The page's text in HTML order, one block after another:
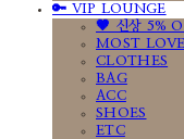
🔑 VIP LOUNGE
🤎 신상 5%
MOST
CLOTHES
BAG
ACC
SHOES
ETC